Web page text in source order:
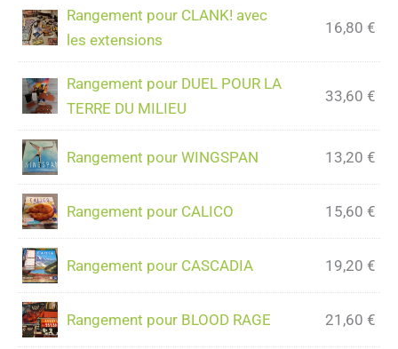
Rangement pour CLANK! avec
les extensions
16,80 €
Rangement pour DUEL POUR LA
TERRE DU MILIEU
33,60 €
Rangement pour WINGSPAN 13,20 €
Rangement pour CALICO 15,60 €
Rangement pour CASCADIA 19,20 €
Rangement pour BLOOD RAGE 21,60 €